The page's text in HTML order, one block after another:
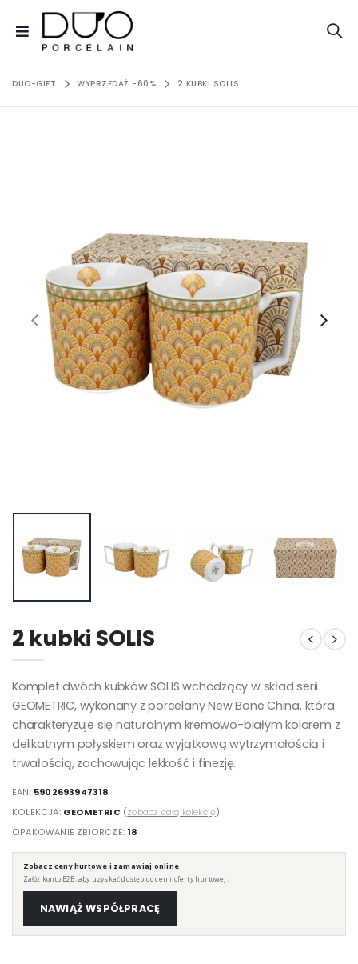
DUO-GIFT WYPRZEDAŻ -60% 2 KUBKI SOLIS
2 kubki SOLIS
Komplet dwóch kubków SOLIS wchodzący w skład serii
GEOMETRIC, wykonany z porcelany New Bone China, która
charakteryzuje się naturalnym kremowo-białym kolorem z
delikatnym połyskiem oraz wyjątkową wytrzymałością i
trwałością, zachowując lekkość i finezję.
EAN: 5902693947318
KOLEKCJA: GEOMETRIC(zobacz całą kolekcję)
OPAKOWANIE ZBIORCZE: 18
Zobacz ceny hurtowe i zamawiaj online
Załóż konto B2B, aby uzyskać dostęp do cen i oferty hurtowej.
NAWIĄŻ WSPÓŁPRACĘ